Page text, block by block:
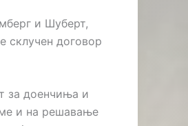
и Шуберт,
склучен договор
за доенчиња и
и на решавање